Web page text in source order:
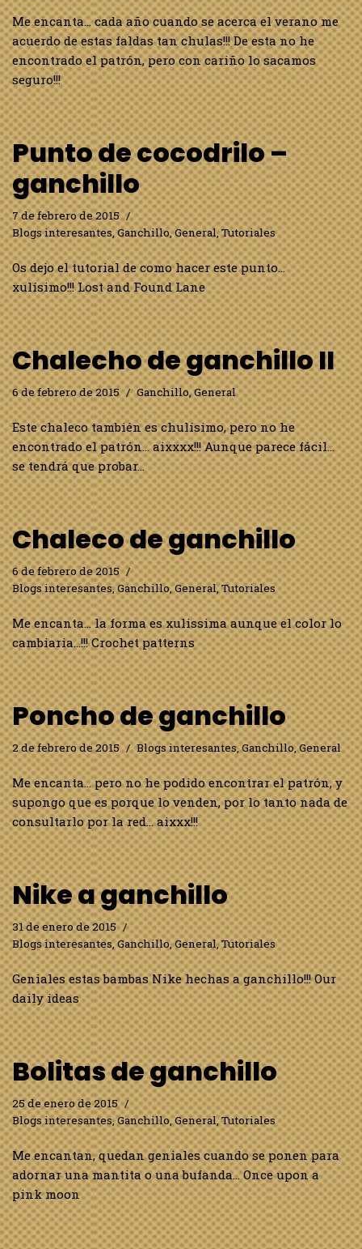
Me encanta… cada año cuando se acerca el verano me
acuerdo de estas faldas tan chulas!!! De esta no he
encontrado el patrón, pero con cariño lo sacamos
seguro!!!
Punto de cocodrilo –
ganchillo
7 de febrero de 2015
Blogs interesantes,Ganchillo,General,Tutoriales
Os dejo el tutorial de como hacer este punto…
xulísimo!!! Lost and Found Lane
Chalecho de ganchillo II
6 de febrero de 2015 Ganchillo,General
Este chaleco también es chulísimo, pero no he
encontrado el patrón… aixxxx!!! Aunque parece fácil…
se tendrá que probar…
Chaleco de ganchillo
6 de febrero de 2015
Blogs interesantes,Ganchillo,General,Tutoriales
Me encanta… la forma es xulissima aunque el color lo
cambiaria…!!! Crochet patterns
Poncho de ganchillo
2 de febrero de 2015 Blogs interesantes,Ganchillo,General
Me encanta… pero no he podido encontrar el patrón, y
supongo que es porque lo venden, por lo tanto nada de
consultarlo por la red… aixxx!!!
Nike a ganchillo
31 de enero de 2015
Blogs interesantes,Ganchillo,General,Tutoriales
Geniales estas bambas Nike hechas a ganchillo!!! Our
daily ideas
Bolitas de ganchillo
25 de enero de 2015
Blogs interesantes,Ganchillo,General,Tutoriales
Me encantan, quedan geniales cuando se ponen para
adornar una mantita o una bufanda… Once upon a
pink moon